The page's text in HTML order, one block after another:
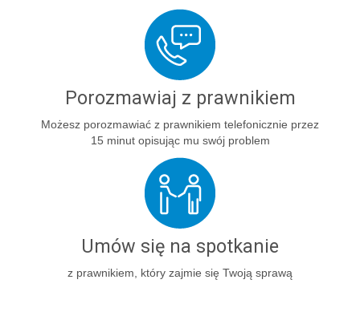
Porozmawiaj z prawnikiem
Możesz porozmawiać z prawnikiem telefonicznie przez
15 minut opisując mu swój problem
Umów się na spotkanie
z prawnikiem, który zajmie się Twoją sprawą